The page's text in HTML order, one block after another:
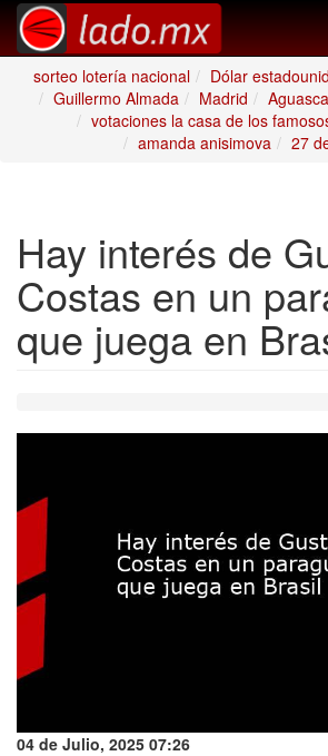
sorteo lotería nacional Dólar
Guillermo Almada
Madrid
votaciones la casa de los
amanda anisimova
27
Hay interés de
Costas en un
que juega en
04 de Julio, 2025 07:26